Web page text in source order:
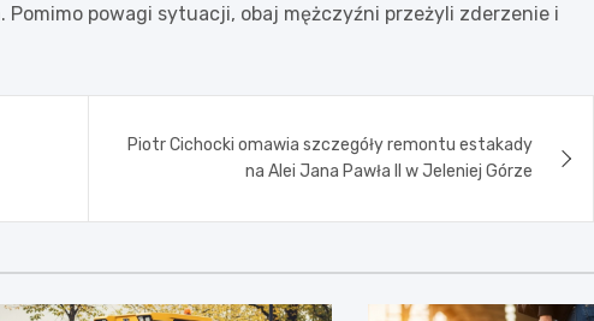
powagi sytuacji, obaj mężczyźni przeżyli zderzenie i
Piotr Cichocki omawia szczegóły remontu estakady
na Alei Jana Pawła II w Jeleniej Górze